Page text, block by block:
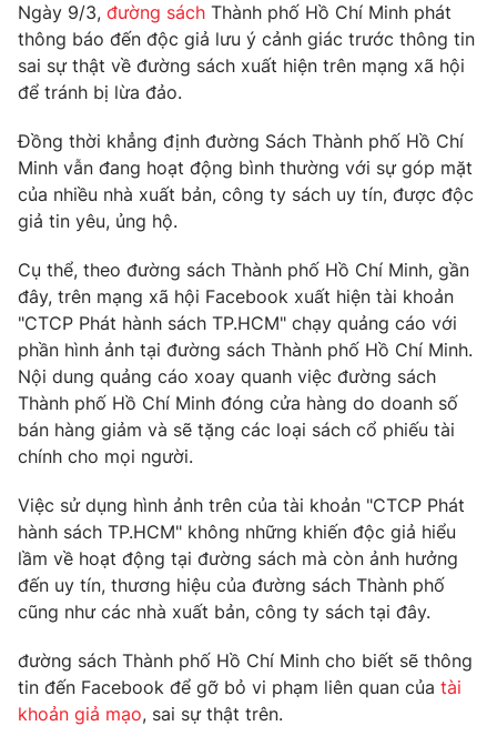
Câu chuyện quốc tế
Tài chính
Thị trường
Góc doanh nghiệp
Dữ liệu và đời sống
Truyền hình
Phim VTV
Hậu trường
Nhân vật
Khán giả
Giải sao mai
Giải trí
Điện ảnh
Âm nhạc
Sao
Đời sống
Du lịch
Làm đẹp
Chất lượng cuộc sống
Giáo dục
Tuyển sinh
Học trực tuyến
Công nghệ
Hitech Công nghệ tương lai
Sản phẩm
Thị trường
Tư vấn
Giao lưu trực tuyến
Chuyên mục khác
Emagazine Podcast
Photo Infographic
Ngày 9/3, đường sách Thành phố Hồ Chí Minh phát
thông báo đến độc giả lưu ý cảnh giác trước thông tin
sai sự thật về đường sách xuất hiện trên mạng xã hội
để tránh bị lừa đảo.
Đồng thời khẳng định đường Sách Thành phố Hồ Chí
Minh vẫn đang hoạt động bình thường với sự góp mặt
của nhiều nhà xuất bản, công ty sách uy tín, được độc
giả tin yêu, ủng hộ.
Cụ thể, theo đường sách Thành phố Hồ Chí Minh, gần
đây, trên mạng xã hội Facebook xuất hiện tài khoản
"CTCP Phát hành sách TP.HCM" chạy quảng cáo với
phần hình ảnh tại đường sách Thành phố Hồ Chí Minh.
Nội dung quảng cáo xoay quanh việc đường sách
Thành phố Hồ Chí Minh đóng cửa hàng do doanh số
bán hàng giảm và sẽ tặng các loại sách cổ phiếu tài
chính cho mọi người.
Việc sử dụng hình ảnh trên của tài khoản "CTCP Phát
hành sách TP.HCM" không những khiến độc giả hiểu
lầm về hoạt động tại đường sách mà còn ảnh hưởng
đến uy tín, thương hiệu của đường sách Thành phố
cũng như các nhà xuất bản, công ty sách tại đây.
đường sách Thành phố Hồ Chí Minh cho biết sẽ thông
tin đến Facebook để gỡ bỏ vi phạm liên quan của tài
khoản giả mạo, sai sự thật trên.